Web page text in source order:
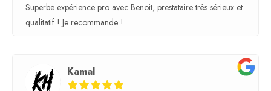
Superbe expérience pro avec Benoit, prestataire très sérieux et
qualitatif ! Je recommande !
Kamal